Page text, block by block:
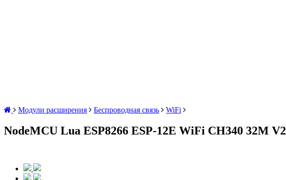
Модули расширения Беспроводная связь WiFi
NodeMCU Lua ESP8266 ESP-12E WiFi CH340 32M V2